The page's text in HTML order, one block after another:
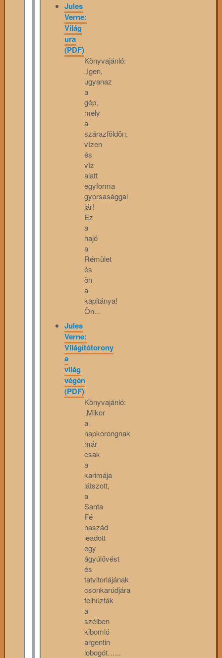
Jules
Verne:
Világ
ura
(PDF)
Könyvajánló:
„Igen,
ugyanaz
a
gép,
mely
a
szárazföldön,
vízen
és
víz
alatt
egyforma
gyorsasággal
jár!
Ez
a
hajó
a
Rémület
és
ön
a
kapitánya!
Ön...
Jules
Verne:
Világítótorony
a
világ
végén
(PDF)
Könyvajánló:
„Mikor
a
napkorongnak
már
csak
a
karimája
látszott,
a
Santa
Fé
naszád
leadott
egy
ágyúlövést
és
tatvitorlájának
csonkarúdjára
felhúzták
a
szélben
kibomló
argentin
lobogót…...